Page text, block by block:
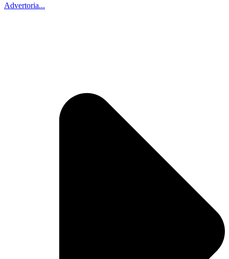
Advertoria...